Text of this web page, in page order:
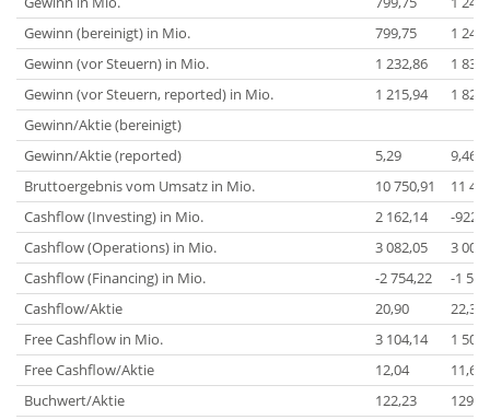
Gewinn (bereinigt) in Mio.
799,75
1
Gewinn (vor Steuern) in Mio.
1 232,86
1
Gewinn (vor Steuern, reported) in Mio.
1 215,94
1
Gewinn/Aktie (bereinigt)
Gewinn/Aktie (reported)
5,29
9,46
Bruttoergebnis vom Umsatz in Mio.
10 750,91
11
Cashflow (Investing) in Mio.
2 162,14
-
Cashflow (Operations) in Mio.
3 082,05
3
Cashflow (Financing) in Mio.
-2 754,22
-1
Cashflow/Aktie
20,90
22,35
Free Cashflow in Mio.
3 104,14
1
Free Cashflow/Aktie
12,04
11,62
Buchwert/Aktie
122,23